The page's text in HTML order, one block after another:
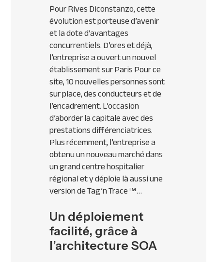
Pour Rives Diconstanzo, cette
évolution est porteuse d’avenir
et la dote d’avantages
concurrentiels. D’ores et déjà,
l’entreprise a ouvert un nouvel
établissement sur Paris Pour ce
site, 10 nouvelles personnes sont
sur place, des conducteurs et de
l’encadrement. L’occasion
d’aborder la capitale avec des
prestations différenciatrices.
Plus récemment, l’entreprise a
obtenu un nouveau marché dans
un grand centre hospitalier
régional et y déploie là aussi une
version de Tag’n Trace™…
Un déploiement
facilité, grâce à
l’architecture SOA